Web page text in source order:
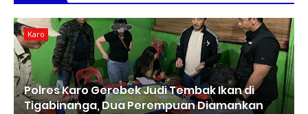
Karo
Polres Karo Gerebek Judi Tembak Ikan di
Tigabinanga, Dua Perempuan Diamankan